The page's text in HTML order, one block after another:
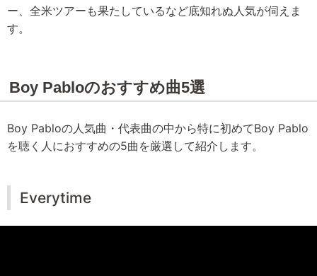
ー、全米ツアーも果たしているなど底知れぬ人気が伺えま
す。
Boy Pabloのおすすめ曲5選
Boy Pabloの人気曲・代表曲の中から特に初めてBoy Pablo
を聴く人におすすめの5曲を厳選して紹介します。
Everytime